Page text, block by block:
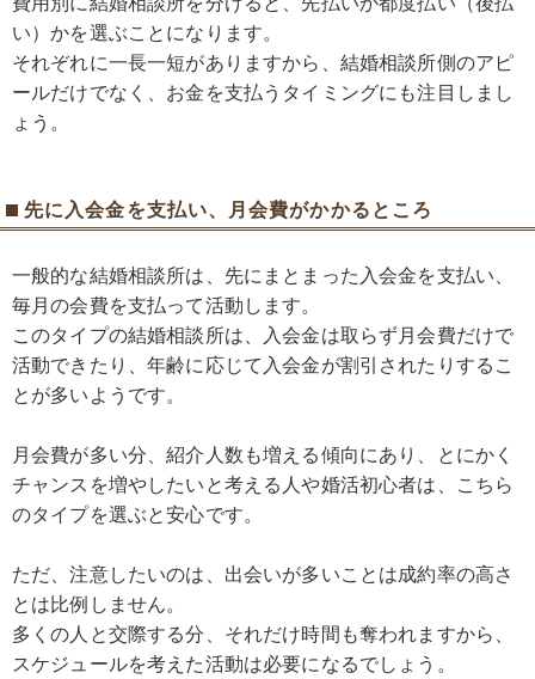
い）かを選ぶことになります。
それぞれに一長一短がありますから、結婚相談所側のアピ
ールだけでなく、お金を支払うタイミングにも注目しまし
ょう。
先に入会金を支払い、月会費がかかるところ
一般的な結婚相談所は、先にまとまった入会金を支払い、
毎月の会費を支払って活動します。
このタイプの結婚相談所は、入会金は取らず月会費だけで
活動できたり、年齢に応じて入会金が割引されたりするこ
とが多いようです。
月会費が多い分、紹介人数も増える傾向にあり、とにかく
チャンスを増やしたいと考える人や婚活初心者は、こちら
のタイプを選ぶと安心です。
ただ、注意したいのは、出会いが多いことは成約率の高さ
とは比例しません。
多くの人と交際する分、それだけ時間も奪われますから、
スケジュールを考えた活動は必要になるでしょう。